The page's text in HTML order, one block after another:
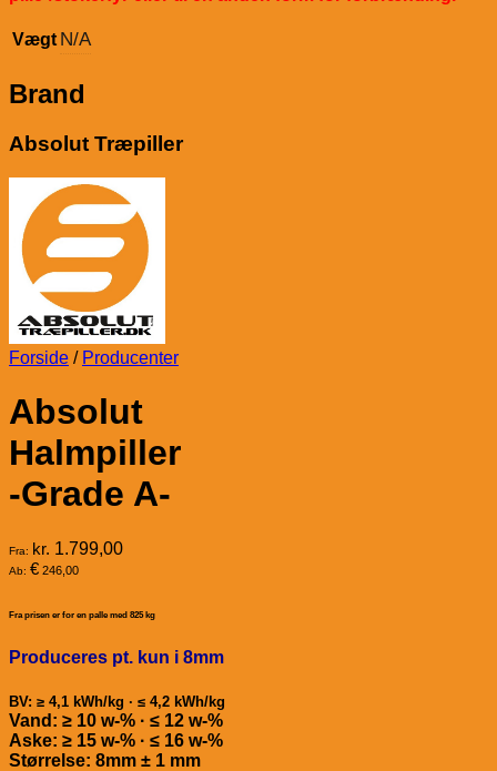
Vægt N/A
Brand
Absolut Træpiller
Forside / Producenter
Absolut
Halmpiller
-Grade A-
Fra: kr. 1.799,00
Ab: € 246,00
Fra prisen er for en palle med 825 kg
Produceres pt. kun i 8mm
BV: ≥ 4,1 kWh/kg · ≤ 4,2 kWh/kg
Vand: ≥ 10 w-% · ≤ 12 w-%
Aske: ≥ 15 w-% · ≤ 16 w-%
Størrelse: 8mm ± 1 mm